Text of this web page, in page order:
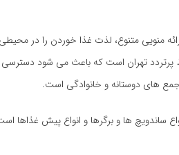
منویی متنوع، لذت غذا خوردن را در
پرتردد تهران است که باعث می شود
های دوستانه و خانوادگی است.
ساندویچ ها و برگرها و انواع پیش